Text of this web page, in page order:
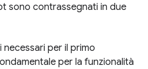
sono contrassegnati in due
necessari per il primo
per la funzionalità